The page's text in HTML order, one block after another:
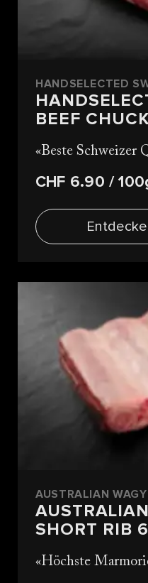
HANDSELECTED
BEEF
Beste Schweizer
CHF 6.90 /
AUSTRALIAN
SHORT RIB
Höchste